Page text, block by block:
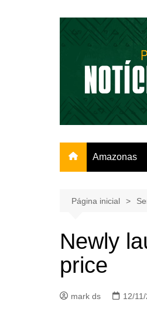
Amazonas
Página inicial
Newly
price
mark ds 12/